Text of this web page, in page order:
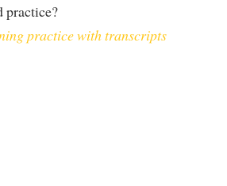
practice?
practice with transcripts